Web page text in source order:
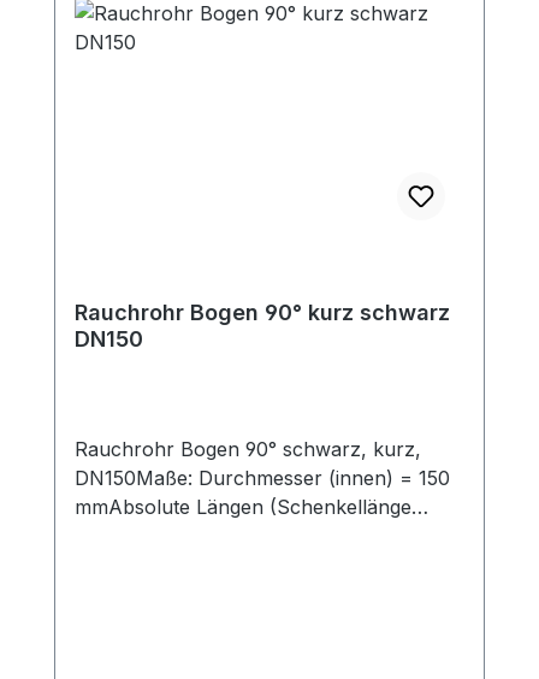
Rauchrohr Bogen 90° kurz schwarz
DN150
Rauchrohr Bogen 90° schwarz, kurz,
DN150Maße: Durchmesser (innen) = 150
mmAbsolute Längen (Schenkellänge